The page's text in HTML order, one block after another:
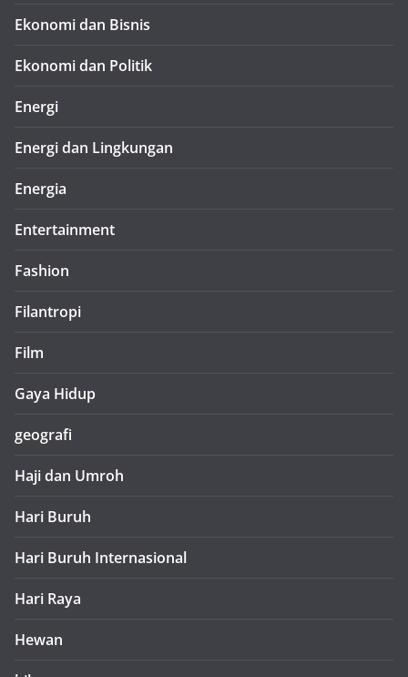
Ekonomi dan Bisnis
Ekonomi dan Politik
Energi
Energi dan Lingkungan
Energia
Entertainment
Fashion
Filantropi
Film
Gaya Hidup
geografi
Haji dan Umroh
Hari Buruh
Hari Buruh Internasional
Hari Raya
Hewan